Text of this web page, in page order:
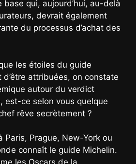
base qui, aujourd’hui, au-delà
devrait également
du processus d’achat des
les étoiles du guide
d’être attribuées, on constate
autour du verdict
est-ce selon vous quelque
rêve secrètement ?
Paris, Prague, New-York ou
connaît le guide Michelin.